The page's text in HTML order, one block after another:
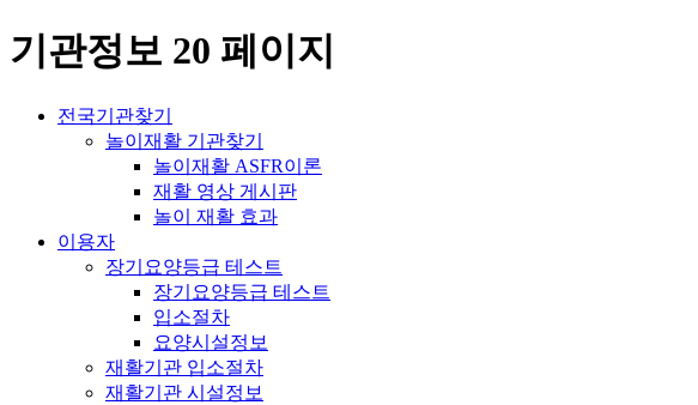
기관정보 20 페이지
전국기관찾기
놀이재활 기관찾기
놀이재활 ASFR이론
재활 영상 게시판
놀이 재활 효과
이용자
장기요양등급 테스트
장기요양등급 테스트
입소절차
요양시설정보
재활기관 입소절차
재활기관 시설정보